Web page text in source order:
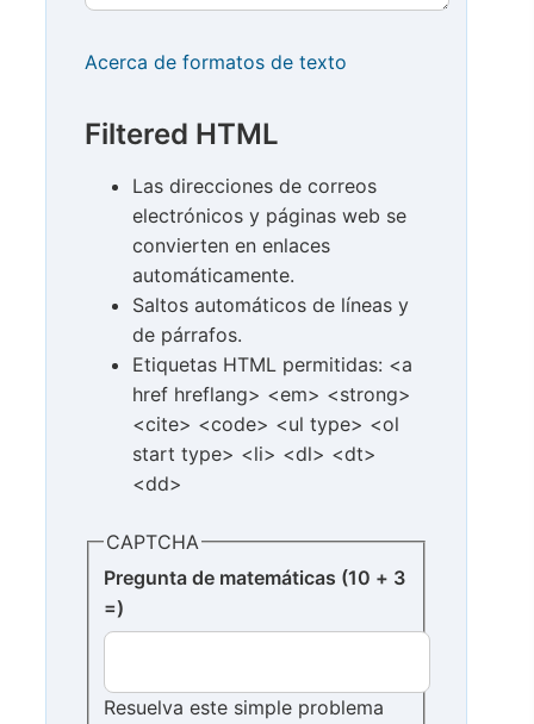
Acerca de formatos de texto
Filtered HTML
Las direcciones de correos
electrónicos y páginas web se
convierten en enlaces
automáticamente.
Saltos automáticos de líneas y
de párrafos.
Etiquetas HTML permitidas: <a
href hreflang> <em> <strong>
<cite> <code> <ul type> <ol
start type> <li> <dl> <dt>
<dd>
CAPTCHA
Pregunta de matemáticas (10 + 3
=)
Resuelva este simple problema